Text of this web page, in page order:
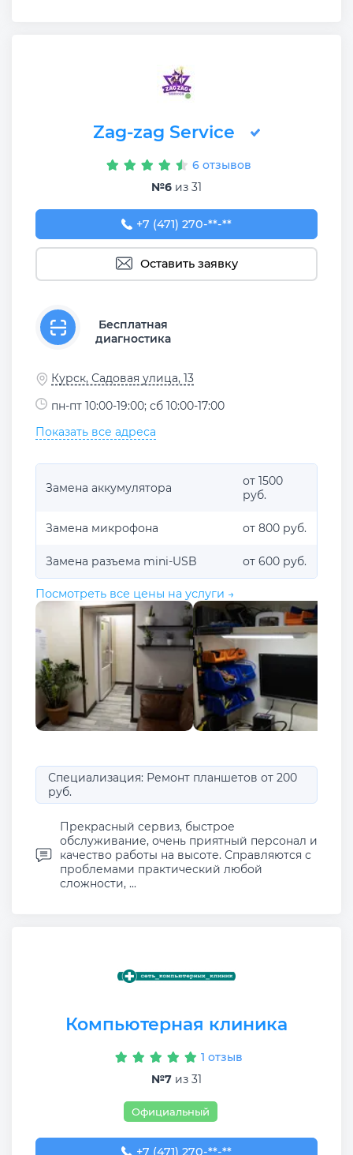
Zag-zag Service
6 отзывов
№6 из 31
+7 (471) 270-70-45
+7 (471) 270-**-**
Оставить заявку
Бесплатная
диагностика
Курск, Садовая улица, 13
пн-пт 10:00-19:00; сб 10:00-17:00
Показать все адреса
Замена аккумулятора
от 1500
руб.
Замена микрофона от 800 руб.
Замена разъема mini-USB от 600 руб.
Посмотреть все цены на услуги →
Специализация: Ремонт планшетов от 200
руб.
Прекрасный сервиз, быстрое
обслуживание, очень приятный персонал и
качество работы на высоте. Справляются с
проблемами практический любой
сложности, ...
Компьютерная клиника
1 отзыв
№7 из 31
Официальный
+7 (471) 270-33-00
+7 (471) 270-**-**